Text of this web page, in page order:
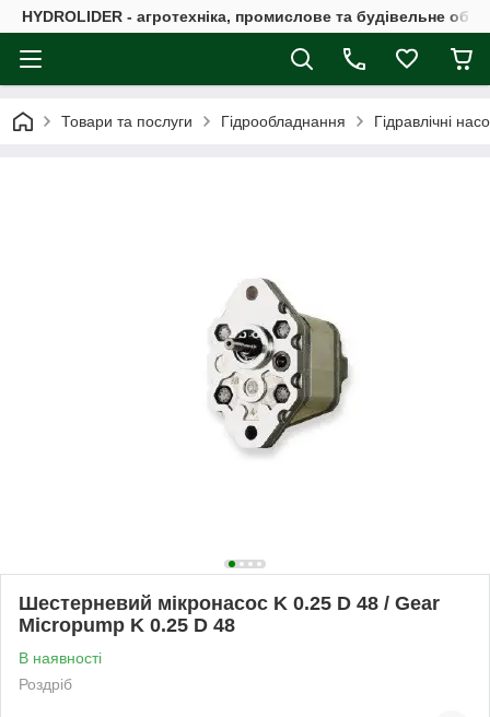
HYDROLIDER - агротехніка, промислове та будівельне
Товари та послуги Гідрообладнання Гідравлічні
Шестерневий мікронасос K 0.25 D 48 / Gear
Micropump K 0.25 D 48
В наявності
Роздріб